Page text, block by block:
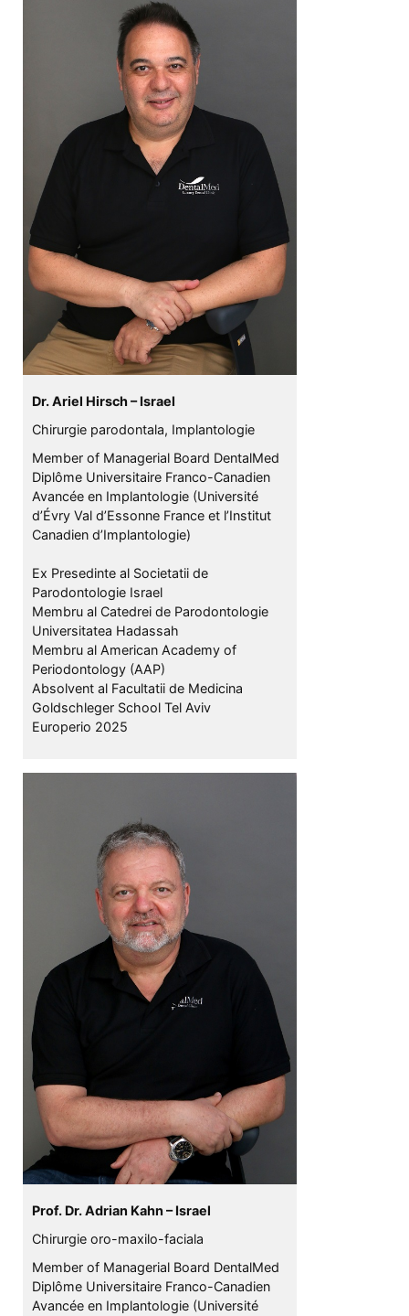
Dr. Ariel Hirsch – Israel
Chirurgie parodontala, Implantologie
Member of Managerial Board DentalMed
Diplôme Universitaire Franco-Canadien
Avancée en Implantologie (Université
d’Évry Val d’Essonne France et l’Institut
Canadien d’Implantologie)
Ex Presedinte al Societatii de
Parodontologie Israel
Membru al Catedrei de Parodontologie
Universitatea Hadassah
Membru al American Academy of
Periodontology (AAP)
Absolvent al Facultatii de Medicina
Goldschleger School Tel Aviv
Europerio 2025
Prof. Dr. Adrian Kahn – Israel
Chirurgie oro-maxilo-faciala
Member of Managerial Board DentalMed
Diplôme Universitaire Franco-Canadien
Avancée en Implantologie (Université